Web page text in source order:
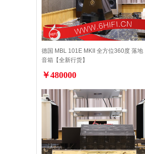
德国 MBL 101E MKII 全方位360度 落地
音箱【全新行货】
￥480000